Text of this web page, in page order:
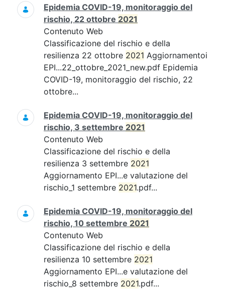
Epidemia COVID-19, monitoraggio del
rischio, 22 ottobre 2021
Contenuto Web
Classificazione del rischio e della
resilienza 22 ottobre 2021 Aggiornamentoi
EPI...22_ottobre_2021_new.pdf Epidemia
COVID-19, monitoraggio del rischio, 22
ottobre...
Epidemia COVID-19, monitoraggio del
rischio, 3 settembre 2021
Contenuto Web
Classificazione del rischio e della
resilienza 3 settembre 2021
Aggiornamento EPI...e valutazione del
rischio_1 settembre 2021.pdf...
Epidemia COVID-19, monitoraggio del
rischio, 10 settembre 2021
Contenuto Web
Classificazione del rischio e della
resilienza 10 settembre 2021
Aggiornamento EPI...e valutazione del
rischio_8 settembre 2021.pdf...